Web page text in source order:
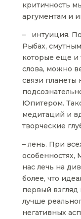
критичность
аргументам и
– интуиция.
Рыбах,
которые еще и
слова, можно
связи
Юпитером.
медитаций и
творческие
– лень. При
нас лечь на
более, что
первый взгляд
лучше
негативных